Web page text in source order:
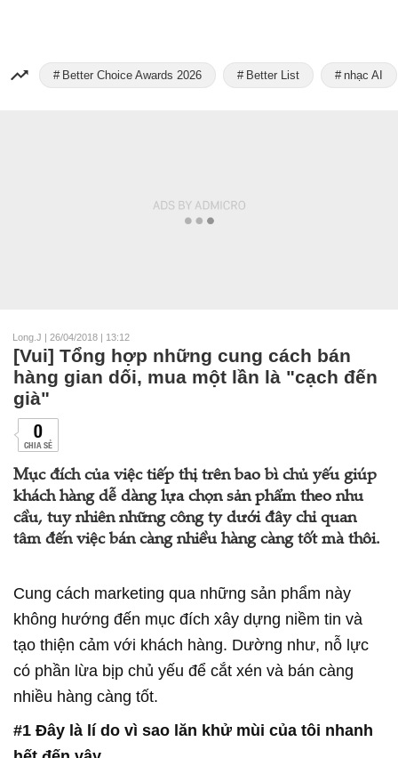
Better Choice Awards 2026 Better List nhạc AI
Long.J | 26/04/2018 | 13:12
[Vui] Tổng hợp những cung cách bán
hàng gian dối, mua một lần là "cạch đến
già"
0
CHIA SẺ
Mục đích của việc tiếp thị trên bao bì chủ yếu giúp
khách hàng dễ dàng lựa chọn sản phẩm theo nhu
cầu, tuy nhiên những công ty dưới đây chỉ quan
tâm đến việc bán càng nhiều hàng càng tốt mà thôi.
Cung cách marketing qua những sản phẩm này
không hướng đến mục đích xây dựng niềm tin và
tạo thiện cảm với khách hàng. Dường như, nỗ lực
có phần lừa bịp chủ yếu để cắt xén và bán càng
nhiều hàng càng tốt.
#1 Đây là lí do vì sao lăn khử mùi của tôi nhanh